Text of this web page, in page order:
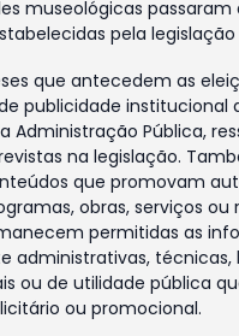
museológicas passaram
pela legislação
que antecedem as
publicidade institucional
Administração Pública,
na legislação.
que promovam
obras, serviços ou
permitidas as
administrativas, técnicas,
ou de utilidade pública
ou promocional.